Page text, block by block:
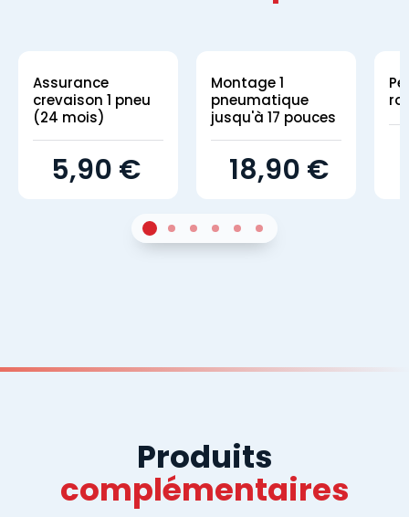
Assurance
crevaison 1 pneu
(24 mois)
5,90 €
Montage 1
pneumatique
jusqu'à 17 pouces
18,90 €
Sur 42Sur 43Sur 44Sur 45Sur 46Sur 4
Produits
complémentaires